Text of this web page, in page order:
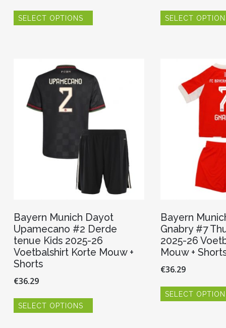
SELECT OPTIONS
kan
gekozen
worden
op
productpagina
SELECT
Bayern Munich Dayot
Upamecano #2 Derde
tenue Kids 2025-26
Voetbalshirt Korte Mouw +
Shorts
€36.29
SELECT OPTIONS
Bayern
Gnabry #7
2025-26
Mouw +
€36.29
SELECT